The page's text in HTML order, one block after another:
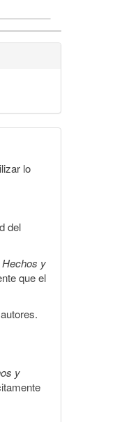
lo
del
Hechos y
que el
y